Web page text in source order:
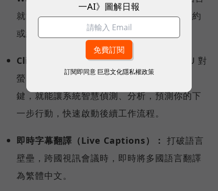
就能快速回溯、查找曾經瀏覽過的文件、合約
或網頁內容。
Click to Do（點擊行動）：透過地端 NPU 對
螢幕內容的即時理解，使用者只要按下快捷
鍵，就能讓系統智慧偵測、分析，預測你的下
一步行動，快速啟動後續工作流程。
即時字幕翻譯（Live Captions）： 打破語言
壁壘，跨國視訊會議時，即時將多國語言翻譯
為繁體中文。
一AI》圖解日報
訂閱即同意 巨思文化隱私權政策